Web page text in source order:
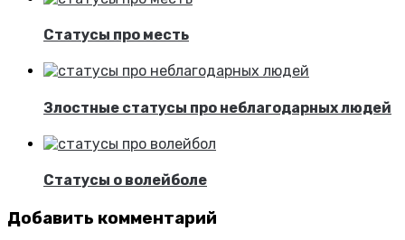
Статусы про месть
Злостные статусы про неблагодарных людей
Статусы о волейболе
Добавить комментарий